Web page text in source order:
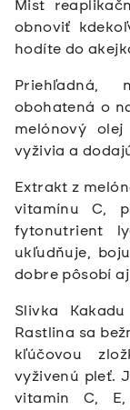
Mist
obnoviť
hodíte do
Priehľadná,
obohatená o
melónový
vyživia a
Extrakt z
vitamínu C,
fytonutrient
ukľudňuje,
dobre pôsobí
Slivka
Rastlina sa
kľúčovou
vyživenú pleť.
vitamin C,